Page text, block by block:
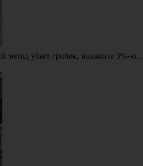
метод убьет грибок, возьмите 3%-